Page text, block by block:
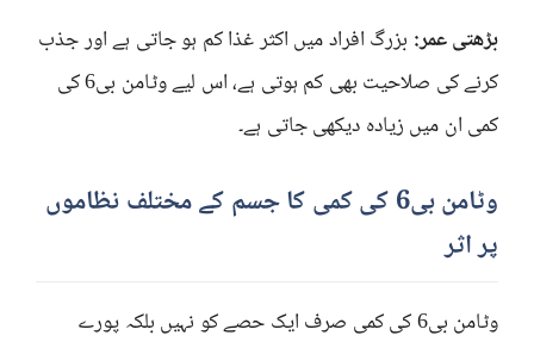
بڑھتی عمر: بزرگ افراد میں اکثر غذا کم ہو جاتی ہے اور جذب
کرنے کی صلاحیت بھی کم ہوتی ہے، اس لیے وٹامن بی6 کی
کمی ان میں زیادہ دیکھی جاتی ہے۔
وٹامن بی6 کی کمی کا جسم کے مختلف نظاموں
پر اثر
وٹامن بی6 کی کمی صرف ایک حصے کو نہیں بلکہ پورے